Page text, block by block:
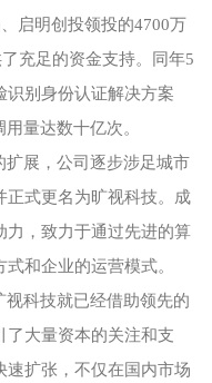
启明创投领投的4700万
充足的资金支持。同年5
识别身份认证解决方案
量达数十亿次。
扩展，公司逐步涉足城市
正式更名为旷视科技。成
力，致力于通过先进的算
和企业的运营模式。
科技就已经借助领先的
了大量资本的关注和支
速扩张，不仅在国内市场